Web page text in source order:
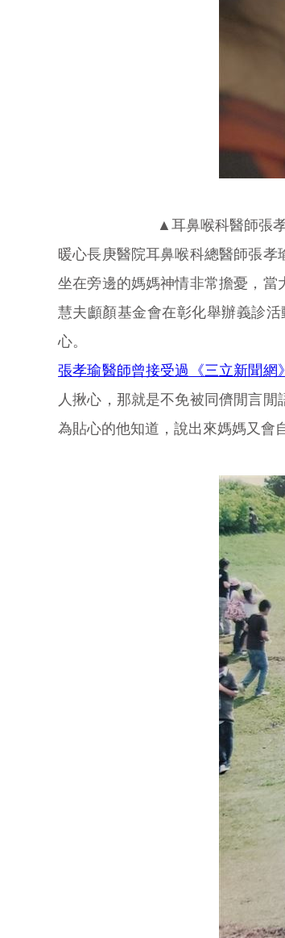
▲耳鼻喉科醫師張
暖心長庚醫院耳鼻喉科總醫師張孝
坐在旁邊的媽媽神情非常擔憂，
慧夫顱顏基金會在彰化舉辦義診
心。
張孝瑜醫師曾接受過《三立新聞網
人揪心，那就是不免被同儕閒言
為貼心的他知道，說出來媽媽又會